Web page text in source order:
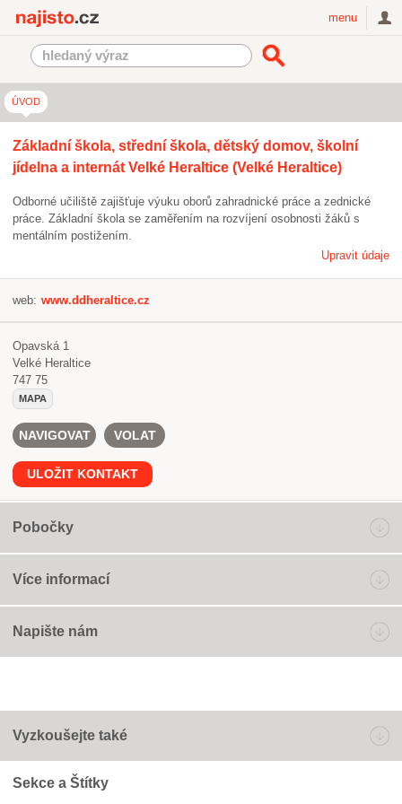
menu
ÚVOD
Základní škola, střední škola, dětský domov, školní
jídelna a internát Velké Heraltice (Velké Heraltice)
Odborné učiliště zajišťuje výuku oborů zahradnické práce a zednické
práce. Základní škola se zaměřením na rozvíjení osobnosti žáků s
mentálním postižením.
Upravit údaje
web: www.ddheraltice.cz
Opavská 1
Velké Heraltice
747 75
MAPA
NAVIGOVAT VOLAT
ULOŽIT KONTAKT
Pobočky
Více informací
Napište nám
Vyzkoušejte také
Sekce a Štítky